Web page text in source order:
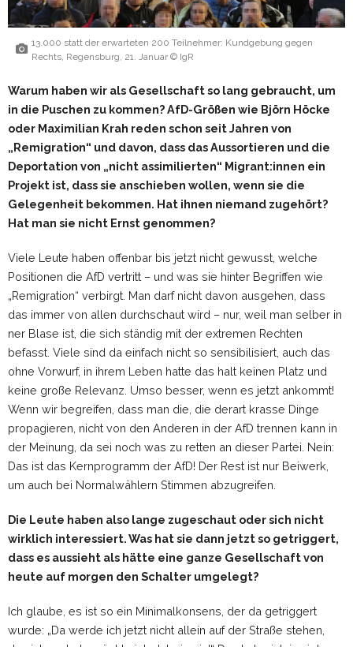
13.000 statt der erwarteten 200 Teilnehmer: Kundgebung gegen
Rechts, Regensburg, 21. Januar © IgR
Warum haben wir als Gesellschaft so lang gebraucht, um
in die Puschen zu kommen? AfD-Größen wie Björn Höcke
oder Maximilian Krah reden schon seit Jahren von
„Remigration“ und davon, dass das Aussortieren und die
Deportation von „nicht assimilierten“ Migrant:innen ein
Projekt ist, dass sie anschieben wollen, wenn sie die
Gelegenheit bekommen. Hat ihnen niemand zugehört?
Hat man sie nicht Ernst genommen?
Viele Leute haben offenbar bis jetzt nicht gewusst, welche
Positionen die AfD vertritt – und was sie hinter Begriffen wie
„Remigration“ verbirgt. Man darf nicht davon ausgehen, dass
das immer von allen durchschaut wird – nur, weil man selber in
ner Blase ist, die sich ständig mit der extremen Rechten
befasst. Viele sind da einfach nicht so sensibilisiert, auch das
ohne Vorwurf, in ihrem Leben hatte das halt keinen Platz und
keine große Relevanz. Umso besser, wenn es jetzt ankommt!
Wenn wir begreifen, dass man die, die derart krasse Dinge
propagieren, nicht von den Anderen in der AfD trennen kann in
der Meinung, da sei noch was zu retten an dieser Partei. Nein:
Das ist das Kernprogramm der AfD! Der Rest ist nur Beiwerk,
um auch bei Normalwählern Stimmen abzugreifen.
Die Leute haben also lange zugeschaut oder sich nicht
wirklich interessiert. Was hat sie dann jetzt so getriggert,
dass es aussieht als hätte eine ganze Gesellschaft von
heute auf morgen den Schalter umgelegt?
Ich glaube, es ist so ein Minimalkonsens, der da getriggert
wurde: „Da werde ich jetzt nicht allein auf der Straße stehen,